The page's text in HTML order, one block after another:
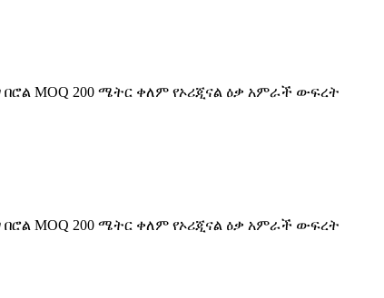
MOQ 200 ሜትር ቀለም የኦሪጂናል ዕቃ አምራች ውፍረት
MOQ 200 ሜትር ቀለም የኦሪጂናል ዕቃ አምራች ውፍረት